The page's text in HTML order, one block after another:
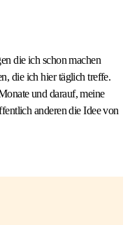
die ich schon machen
die ich hier täglich treffe.
und darauf, meine
anderen die Idee von